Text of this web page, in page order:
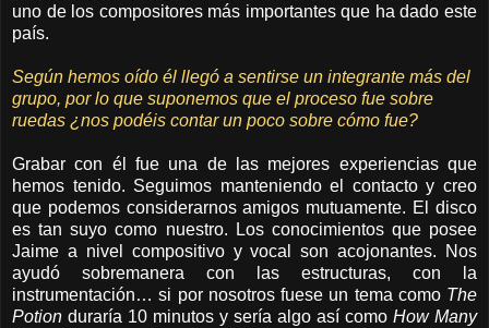
uno de los compositores más importantes que ha dado este
país.
Según hemos oído él llegó a sentirse un integrante más del
grupo, por lo que suponemos que el proceso fue sobre
ruedas ¿nos podéis contar un poco sobre cómo fue?
Grabar con él fue una de las mejores experiencias que
hemos tenido. Seguimos manteniendo el contacto y creo
que podemos considerarnos amigos mutuamente. El disco
es tan suyo como nuestro. Los conocimientos que posee
Jaime a nivel compositivo y vocal son acojonantes. Nos
ayudó sobremanera con las estructuras, con la
instrumentación… si por nosotros fuese un tema como The
Potion duraría 10 minutos y sería algo así como How Many